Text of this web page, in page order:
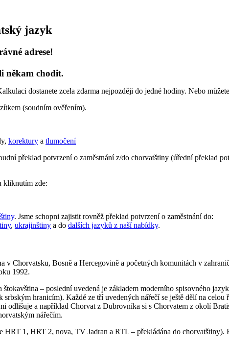
jazyk
adrese!
někam chodit.
dostanete zcela zdarma nejpozději do jedné hodiny. Nebo
(soudním ověřením).
korektury a tlumočení
překlad potvrzení o zaměstnání z/do chorvatštiny (úřední překlad
kliknutím zde:
. Jsme schopni zajistit rovněž překlad potvrzení o zaměstnání do:
, ukrajinštiny a do dalších jazyků z naší nabídky.
v Chorvatsku, Bosně a Hercegovině a početných komunitách v
1992.
– poslední uvedená je základem moderního spisovného
hranicím). Každé ze tří uvedených nářečí se ještě dělí na
a například Chorvat z Dubrovníka si s Chorvatem z okolí
nářečím.
HRT 1, HRT 2, nova, TV Jadran a RTL – překládána do